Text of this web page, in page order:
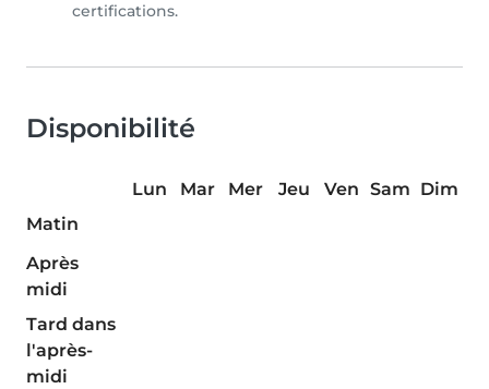
certifications.
Disponibilité
Lun Mar Mer Jeu Ven Sam Dim
Matin
Après
midi
Tard dans
l'après-
midi